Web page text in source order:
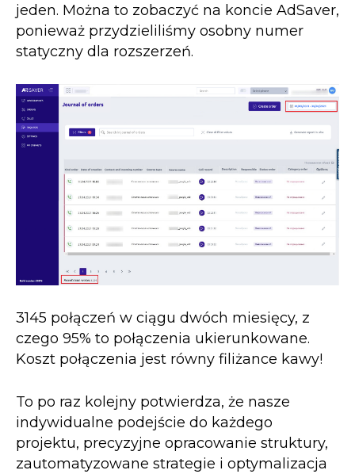
jeden. Można to zobaczyć na koncie AdSaver,
ponieważ przydzieliliśmy osobny numer
statyczny dla rozszerzeń.
3145 połączeń w ciągu dwóch miesięcy, z
czego 95% to połączenia ukierunkowane.
Koszt połączenia jest równy filiżance kawy!
To po raz kolejny potwierdza, że nasze
indywidualne podejście do każdego
projektu, precyzyjne opracowanie struktury,
zautomatyzowane strategie i optymalizacja